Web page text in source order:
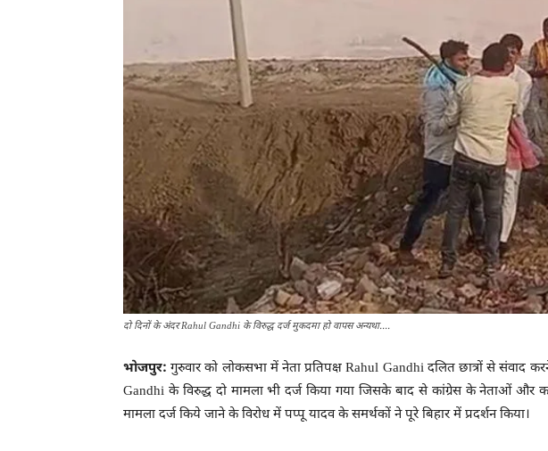
दो दिनों के अंदर Rahul Gandhi के विरुद्ध दर्ज मुकदमा हो वापस अन्यथा....
भोजपुर:गुरुवार को लोकसभा में नेता प्रतिपक्ष Rahul Gandhi दलित छात्रों से संवाद
Gandhi के विरुद्ध दो मामला भी दर्ज किया गया जिसके बाद से कांग्रेस के नेताओं और
मामला दर्ज किये जाने के विरोध में पप्पू यादव के समर्थकों ने पूरे बिहार में प्रदर्शन किया।